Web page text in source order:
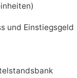
und Einstiegsgeld